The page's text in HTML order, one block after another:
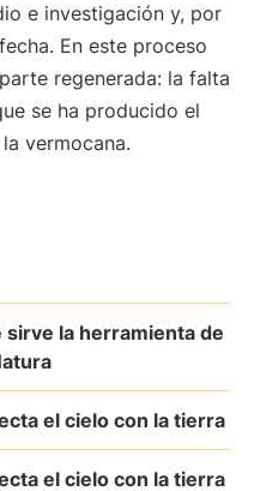
e investigación y, por
En este proceso
regenerada: la falta
se ha producido el
vermocana.
sirve la herramienta de
el cielo con la tierra
el cielo con la tierra